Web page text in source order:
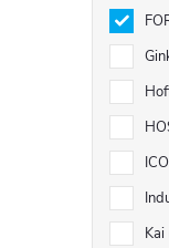
Kai